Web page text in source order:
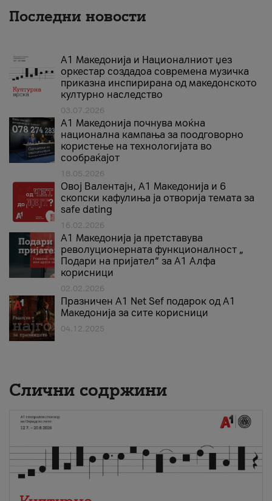
Последни новости
А1 Македонија и Националниот џез
оркестар создадоа современа музичка
приказна инспирирана од македонското
културно наследство
03.07.2026
A1 Македонија почнува моќна
национална кампања за поодговорно
користење на технологијата во
сообраќајот
18.05.2026
Овој Валентајн, A1 Македонија и 6
скопски кафулиња ја отворија темата за
safe dating
16.02.2026
А1 Македонија ја претставува
револуционерната функционалност „
Подари на пријател“ за А1 Алфа
корисници
02.02.2026
Празничен A1 Net Sеf подарок од А1
Македонија за сите корисници
04.12.2025
Слични содржини